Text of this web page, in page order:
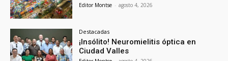
Editor Montse - agosto 4, 2026
Destacadas
¡Insólito! Neuromielitis óptica en
Ciudad Valles